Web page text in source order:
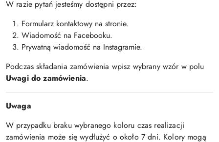
W razie pytań jesteśmy dostępni przez:
Formularz kontaktowy na stronie.
Wiadomość na Facebooku.
Prywatną wiadomość na Instagramie.
Podczas składania zamówienia wpisz wybrany wzór w polu
Uwagi do zamówienia.
Uwaga
W przypadku braku wybranego koloru czas realizacji
zamówienia może się wydłużyć o około 7 dni. Kolory mogą